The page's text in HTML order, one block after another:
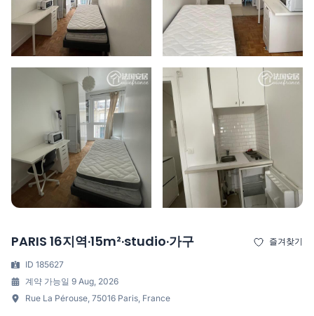
PARIS 16지역·15m²·studio·가구 즐겨찾기
ID 185627
계약 가능일 9 Aug, 2026
Rue La Pérouse, 75016 Paris, France